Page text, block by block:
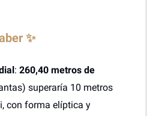
✨
: 260,40 metros de
superaría 10 metros
con forma elíptica y